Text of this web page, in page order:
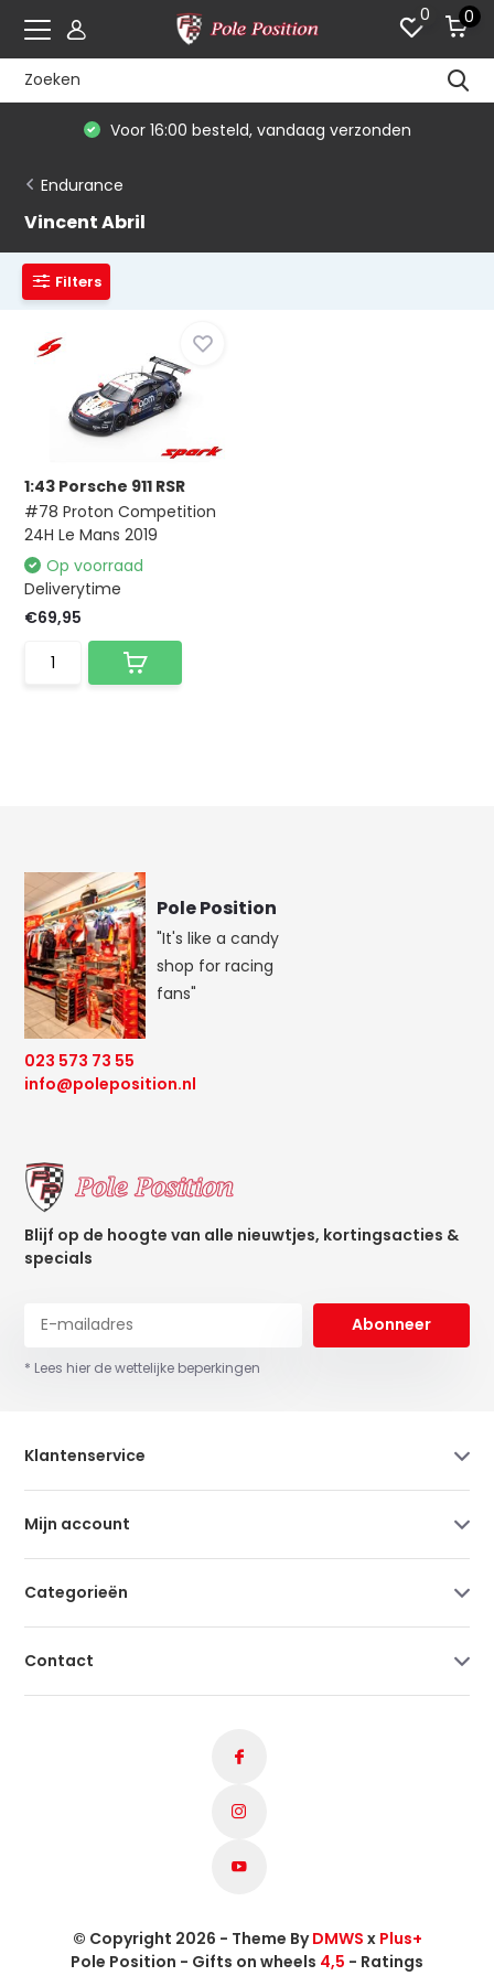
0 0
Voor 16:00 besteld, vandaag verzonden
Endurance
Vincent Abril
Filters
1:43 Porsche 911 RSR
#78 Proton Competition
24H Le Mans 2019
Op voorraad
Deliverytime
€69,95
Pole Position
"It's like a candy
shop for racing
fans"
023 573 73 55
info@poleposition.nl
Blijf op de hoogte van alle nieuwtjes, kortingsacties &
specials
Abonneer
* Lees hier de wettelijke beperkingen
Klantenservice
Mijn account
Categorieën
Contact
© Copyright 2026 - Theme ByDMWS x Plus+
Pole Position - Gifts on wheels 4,5 - Ratings